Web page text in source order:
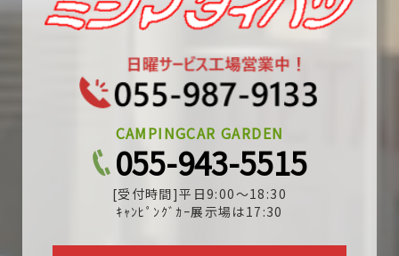
CAMPINGCAR GARDEN
055-943-5515
[受付時間]平日9:00～18:30
ｷｬﾝﾋﾟﾝｸﾞｶｰ展示場は17:30